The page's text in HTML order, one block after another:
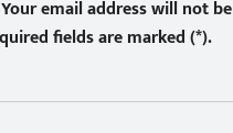
email address will not be
fields are marked (*).